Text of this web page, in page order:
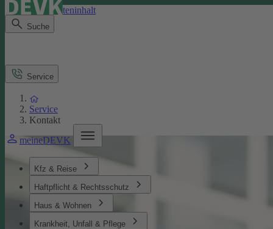
Direkt zum Seiteninhalt
Suche
meineDEVK
Kfz & Reise
Haftpflicht & Rechtsschutz
Haus & Wohnen
Krankheit, Unfall & Pflege
Service
Service
Kontakt